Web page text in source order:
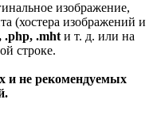
изображение,
(хостера изображений и
.php, .mht и т. д. или на
строке.
и не рекомендуемых